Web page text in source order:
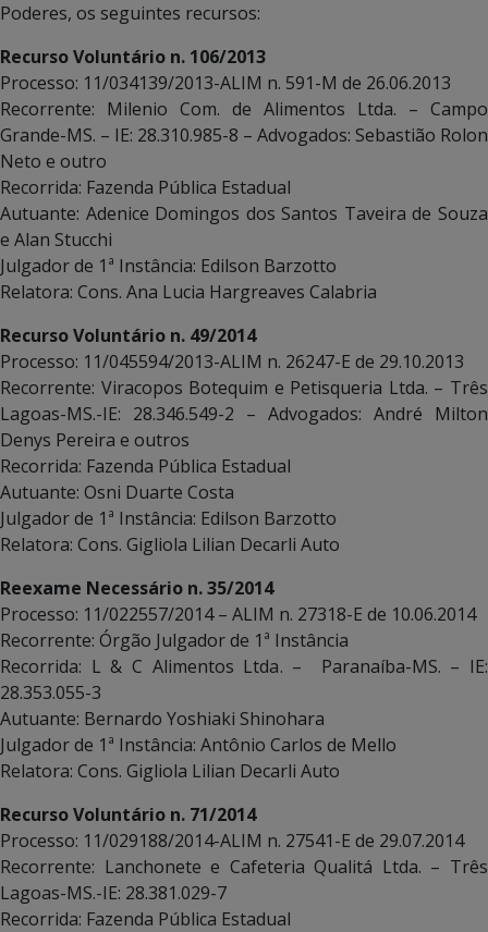
Poderes, os seguintes recursos:
Recurso Voluntário n. 106/2013
Processo: 11/034139/2013-ALIM n. 591-M de 26.06.2013
Recorrente: Milenio Com. de Alimentos Ltda. – Campo
Grande-MS. – IE: 28.310.985-8 – Advogados: Sebastião Rolon
Neto e outro
Recorrida: Fazenda Pública Estadual
Autuante: Adenice Domingos dos Santos Taveira de Souza
e Alan Stucchi
Julgador de 1ª Instância: Edilson Barzotto
Relatora: Cons. Ana Lucia Hargreaves Calabria
Recurso Voluntário n. 49/2014
Processo: 11/045594/2013-ALIM n. 26247-E de 29.10.2013
Recorrente: Viracopos Botequim e Petisqueria Ltda. – Três
Lagoas-MS.-IE: 28.346.549-2 – Advogados: André Milton
Denys Pereira e outros
Recorrida: Fazenda Pública Estadual
Autuante: Osni Duarte Costa
Julgador de 1ª Instância: Edilson Barzotto
Relatora: Cons. Gigliola Lilian Decarli Auto
Reexame Necessário n. 35/2014
Processo: 11/022557/2014 – ALIM n. 27318-E de 10.06.2014
Recorrente: Órgão Julgador de 1ª Instância
Recorrida: L & C Alimentos Ltda. – Paranaíba-MS. – IE:
28.353.055-3
Autuante: Bernardo Yoshiaki Shinohara
Julgador de 1ª Instância: Antônio Carlos de Mello
Relatora: Cons. Gigliola Lilian Decarli Auto
Recurso Voluntário n. 71/2014
Processo: 11/029188/2014-ALIM n. 27541-E de 29.07.2014
Recorrente: Lanchonete e Cafeteria Qualitá Ltda. – Três
Lagoas-MS.-IE: 28.381.029-7
Recorrida: Fazenda Pública Estadual